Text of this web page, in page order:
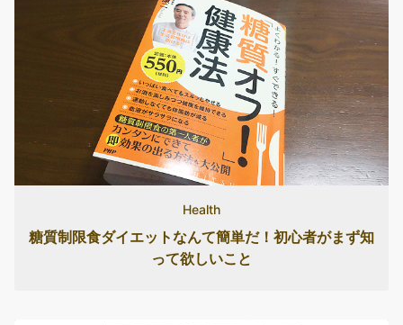
Health
糖質制限食ダイエットなんて簡単だ！初心者がまず知
って欲しいこと